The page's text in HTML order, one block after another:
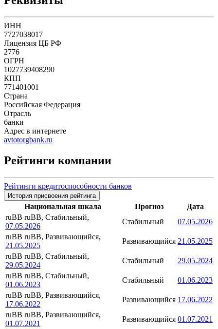
ИНН
7727038017
Лицензия ЦБ РФ
2776
ОГРН
1027739408290
КПП
771401001
Страна
Российская Федерация
Отрасль
банки
Адрес в интернете
avtotorgbank.ru
Рейтинги компании
Рейтинги кредитоспособности банков
История присвоения рейтинга
Национальная шкала Прогноз
Дата
ruBB ruBB, Стабильный,
07.05.2026
Стабильный
07.05.2026
ruBB ruBB, Развивающийся,
21.05.2025
Развивающийся 21.05.2025
ruBB ruBB, Стабильный,
29.05.2024
Стабильный
29.05.2024
ruBB ruBB, Стабильный,
01.06.2023
Стабильный
01.06.2023
ruBB ruBB, Развивающийся,
17.06.2022
Развивающийся 17.06.2022
ruBB ruBB, Развивающийся,
01.07.2021
Развивающийся 01.07.2021